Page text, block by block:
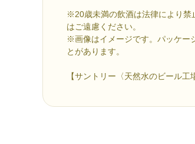
※20歳未満の飲酒は法律により禁
はご遠慮ください。
※画像はイメージです。パッケー
とがあります。
【サントリー〈天然水のビール工